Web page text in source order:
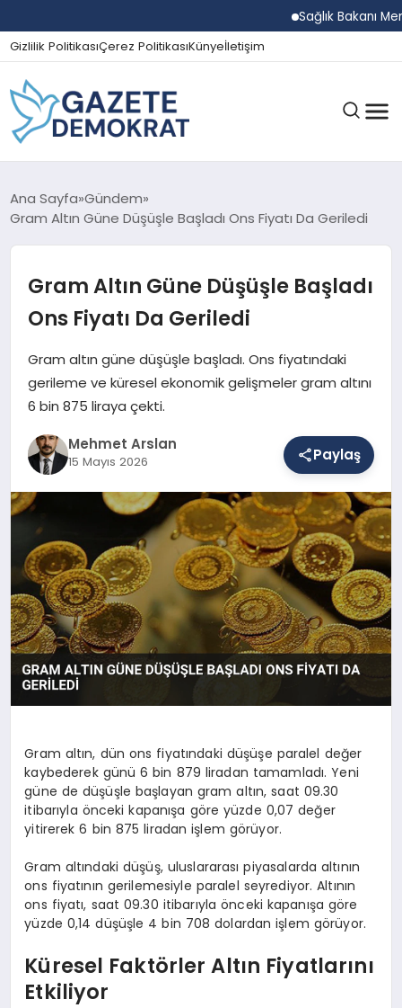
Sağlık Bakanı
Gizlilik PolitikasıÇerez PolitikasıKünyeİletişim
GÜNDEM
SPOR
MAGAZIN
SAĞLIK
EĞITIM
DÜNYA
YAŞAM
Ana Sayfa Gündem
Gram Altın Güne Düşüşle Başladı Ons Fiyatı Da Geriledi
Gram Altın Güne Düşüşle Başladı
Ons Fiyatı Da Geriledi
Gram altın güne düşüşle başladı. Ons fiyatındaki
gerileme ve küresel ekonomik gelişmeler gram altını
6 bin 875 liraya çekti.
Mehmet Arslan
15 Mayıs 2026 Paylaş
Gram altın, dün ons fiyatındaki düşüşe paralel değer
kaybederek günü 6 bin 879 liradan tamamladı. Yeni
güne de düşüşle başlayan gram altın, saat 09.30
itibarıyla önceki kapanışa göre yüzde 0,07 değer
yitirerek 6 bin 875 liradan işlem görüyor.
Gram altındaki düşüş, uluslararası piyasalarda altının
ons fiyatının gerilemesiyle paralel seyrediyor. Altının
ons fiyatı, saat 09.30 itibarıyla önceki kapanışa göre
yüzde 0,14 düşüşle 4 bin 708 dolardan işlem görüyor.
Küresel Faktörler Altın Fiyatlarını
Etkiliyor